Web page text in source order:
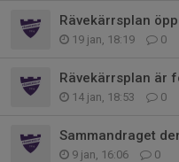
Rävekärrsplan
19 jan, 18:19 0
Rävekärrsplan är
14 jan, 18:53 0
9 jan, 16:06 0